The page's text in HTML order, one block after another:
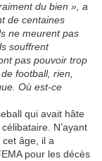
du bien », a
de centaines
ne meurent pas
souffrent
pas pouvoir trop
football, rien,
Où est-ce
qui avait hâte
N’ayant
cet âge, il a
pour les décès